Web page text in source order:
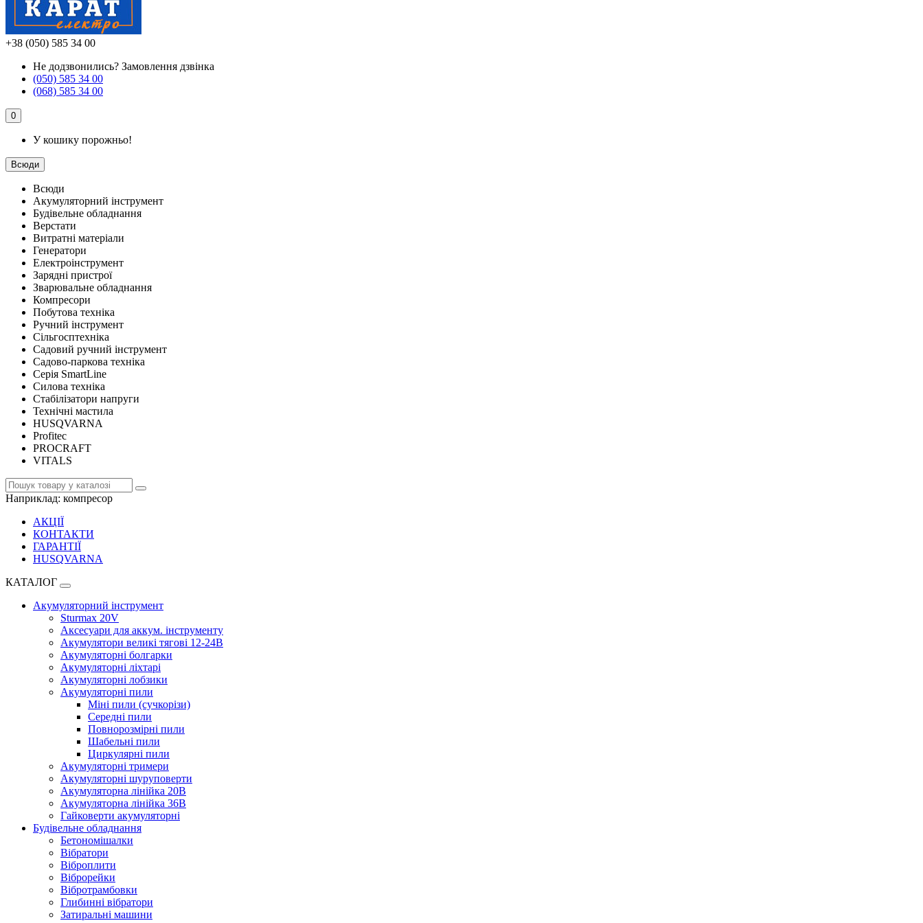
+38 (050) 585 34 00
Не додзвонились? Замовлення дзвінка
(050) 585 34 00
(068) 585 34 00
0
У кошику порожньо!
Всюди
Всюди
Акумуляторний інструмент
Будівельне обладнання
Верстати
Витратні матеріали
Генератори
Електроінструмент
Зарядні пристрої
Зварювальне обладнання
Компресори
Побутова техніка
Ручний інструмент
Сільгосптехніка
Садовий ручний інструмент
Садово-паркова техніка
Серія SmartLine
Силова техніка
Стабілізатори напруги
Технічні мастила
HUSQVARNA
Profitec
PROCRAFT
VITALS
Наприклад: компресор
АКЦІЇ
КОНТАКТИ
ГАРАНТІЇ
HUSQVARNA
КАТАЛОГ
Акумуляторний інструмент
Sturmax 20V
Аксесуари для аккум. інструменту
Акумулятори великі тягові 12-24В
Акумуляторні болгарки
Акумуляторні ліхтарі
Акумуляторні лобзики
Акумуляторні пили
Міні пили (сучкорізи)
Середні пили
Повнорозмірні пили
Шабельні пили
Циркулярні пили
Акумуляторні тримери
Акумуляторні шуруповерти
Акумуляторна лінійка 20В
Акумуляторна лінійка 36В
Гайковерти акумуляторні
Будівельне обладнання
Бетономішалки
Вібратори
Віброплити
Віброрейки
Вібротрамбовки
Глибинні вібратори
Затиральні машини